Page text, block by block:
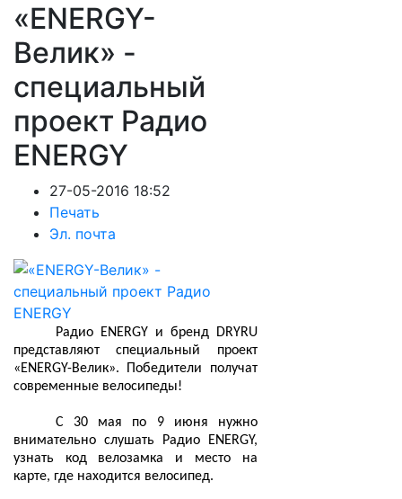
«ENERGY-
Велик» -
специальный
проект Радио
ENERGY
27-05-2016 18:52
Печать
Эл. почта
Радио ENERGY и бренд DRYRU
представляют специальный проект
«ENERGY-Велик». Победители получат
современные велосипеды!
С 30 мая по 9 июня нужно
внимательно слушать Радио
ENERGY,
узнать код велозамка и место на
карте, где находится велосипед.